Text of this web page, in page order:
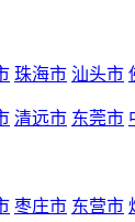
珠海市 汕头市
清远市 东莞市
枣庄市 东营市